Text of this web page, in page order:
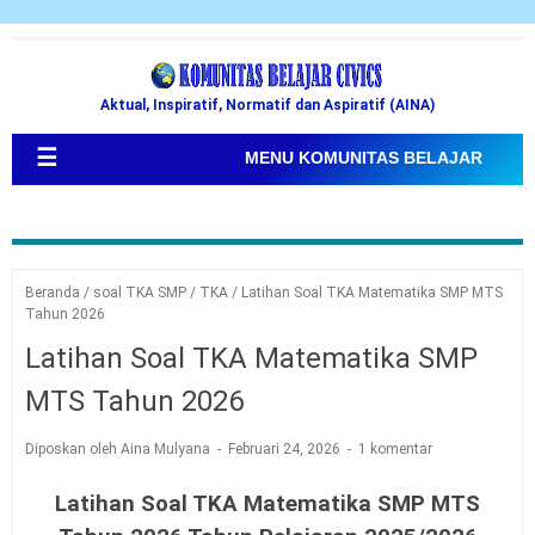
Aktual, Inspiratif, Normatif dan Aspiratif (AINA)
☰ MENU KOMUNITAS BELAJAR
Beranda / soal TKA SMP / TKA / Latihan Soal TKA Matematika SMP MTS
Tahun 2026
Latihan Soal TKA Matematika SMP
MTS Tahun 2026
Diposkan oleh Aina Mulyana Februari 24, 2026 1 komentar
Latihan Soal TKA Matematika SMP MTS